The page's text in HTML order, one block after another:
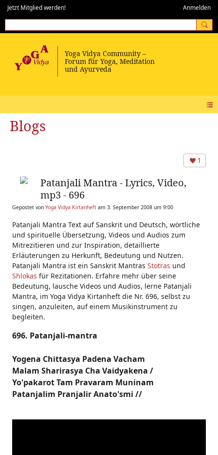
Jetzt Mitglied werden! Anmelden
Blogs
1
Patanjali Mantra - Lyrics, Video,
mp3 - 696
Gepostet von Yoga Vidya Kirtanheft am 3. September 2008 um 9:00
Patanjali Mantra Text auf Sanskrit und Deutsch, wörtliche
und spirituelle Übersetzung, Videos und Audios zum
Mitrezitieren und zur Inspiration, detaillierte
Erläuterungen zu Herkunft, Bedeutung und Nutzen.
Patanjali Mantra ist ein Sanskrit Mantras Stotras und
Shlokas für Rezitationen. Erfahre mehr über seine
Bedeutung, lausche Videos und Audios, lerne Patanjali
Mantra, im Yoga Vidya Kirtanheft die Nr. 696, selbst zu
singen, anzuleiten, auf einem Musikinstrument zu
begleiten.
696. Patanjali-mantra
Yogena Chittasya Padena Vacham
Malam Sharirasya Cha Vaidyakena /
Yo'pakarot Tam Pravaram Muninam
Patanjalim Pranjalir Anato'smi //